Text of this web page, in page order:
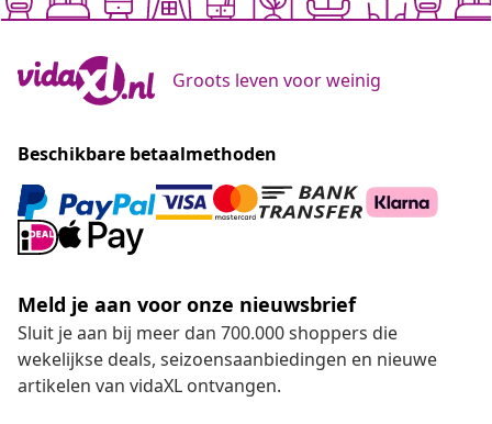
Groots leven voor weinig
Beschikbare betaalmethoden
Meld je aan voor onze nieuwsbrief
Sluit je aan bij meer dan 700.000 shoppers die
wekelijkse deals, seizoensaanbiedingen en nieuwe
artikelen van vidaXL ontvangen.